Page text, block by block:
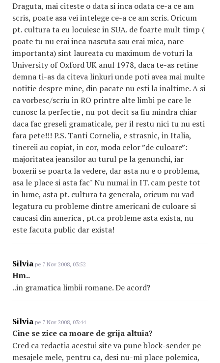
Draguta, mai citeste o data si inca odata ce-a ce am
scris, poate asa vei intelege ce-a ce am scris. Oricum
pt. cultura ta eu locuiesc in SUA. de foarte mult timp (
poate tu nu erai inca nascuta sau erai mica, nare
importanta) sint laureata cu maximum de voturi la
University of Oxford UK anul 1978, daca te-as retine
demna ti-as da citeva linkuri unde poti avea mai multe
notitie despre mine, din pacate nu esti la inaltime. A si
ca vorbesc/scriu in RO printre alte limbi pe care le
cunosc la perfectie , nu pot decit sa fiu mindra chiar
daca fac greseli gramaticale, per il restu nici tu nu esti
fara pete!!! P.S. Tanti Cornelia, e strasnic, in Italia,
tinereii au copiat, in cor, moda celor ”de culoare”:
majoritatea jeansilor au turul pe la genunchi, iar
boxerii se poarta la vedere, dar asta nu e o problema,
asa le place si asta fac" Nu numai in IT. cam peste tot
in lume, asta pt. cultura ta generala, oricum nu vad
legatura cu probleme dintre americani de culoare si
caucasi din america , pt.ca probleme asta exista, nu
este facuta public dar exista!
Silvia pe 7 Nov 2008, 03:52
Hm..
..in gramatica limbii romane. De acord?
Silvia pe 7 Nov 2008, 03:44
Cine se zice ca moare de grija altuia?
Cred ca redactia acestui site va pune block-sender pe
mesajele mele, pentru ca, desi nu-mi place polemica,